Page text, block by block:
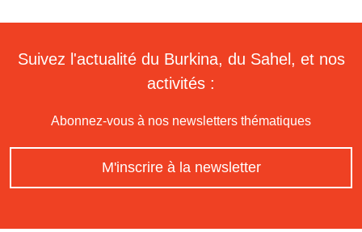
Suivez l'actualité du Burkina, du Sahel, et nos
activités :
Abonnez-vous à nos newsletters thématiques
M'inscrire à la newsletter